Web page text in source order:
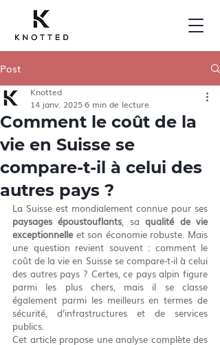
Post
Comment le coût de la
vie en Suisse se
compare-t-il à celui des
autres pays ?
Knotted
14 janv. 2025 6 min de lecture
paysages époustouflants, sa qualité de vie
exceptionnelle et son économie robuste. Mais
une question revient souvent : comment le
coût de la vie en Suisse se compare-t-il à celui
des autres pays ? Certes, ce pays alpin figure
parmi les plus chers, mais il se classe
également parmi les meilleurs en termes de
sécurité, d’infrastructures et de services
publics.